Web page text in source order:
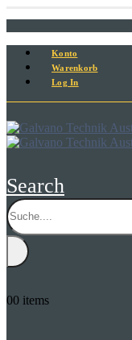
Konto
Warenkorb
Log In
Search
00 items